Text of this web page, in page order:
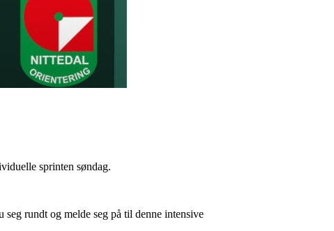
sprinten søndag.
rundt og melde seg på til denne intensive